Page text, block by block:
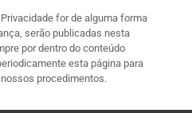
for de alguma forma
serão publicadas nesta
por dentro do conteúdo
esta página para
procedimentos.